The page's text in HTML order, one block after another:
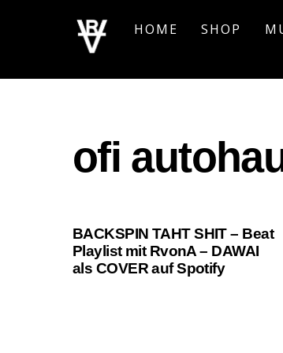
HOME SHOP
ofi
BACKSPIN TAHT SHIT – Beat
Playlist mit RvonA – DAWAI
als COVER auf Spotify